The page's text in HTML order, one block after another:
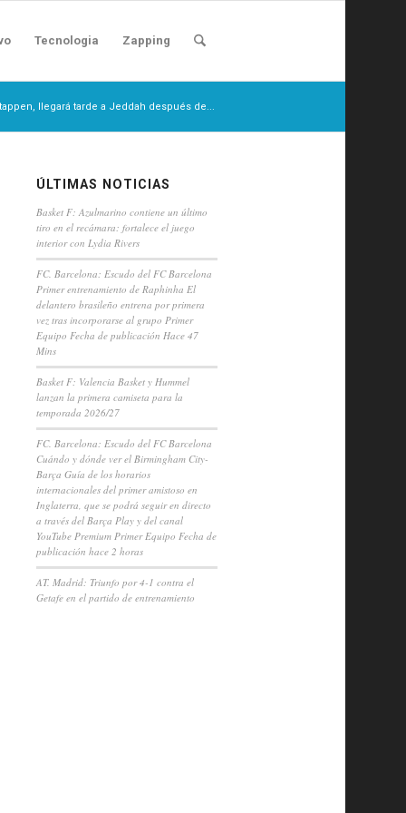
Tecnologia Zapping
llegará tarde a Jeddah después de...
ÚLTIMAS NOTICIAS
Basket F: Azulmarino contiene un último
tiro en el recámara: fortalece el juego
interior con Lydia Rivers
FC. Barcelona: Escudo del FC Barcelona
Primer entrenamiento de Raphinha El
delantero brasileño entrena por primera
vez tras incorporarse al grupo Primer
Equipo Fecha de publicación Hace 47
Mins
Basket F: Valencia Basket y Hummel
lanzan la primera camiseta para la
temporada 2026/27
FC. Barcelona: Escudo del FC Barcelona
Cuándo y dónde ver el Birmingham City-
Barça Guía de los horarios
internacionales del primer amistoso en
Inglaterra, que se podrá seguir en directo
a través del Barça Play y del canal
YouTube Premium Primer Equipo Fecha de
publicación hace 2 horas
AT. Madrid: Triunfo por 4-1 contra el
Getafe en el partido de entrenamiento